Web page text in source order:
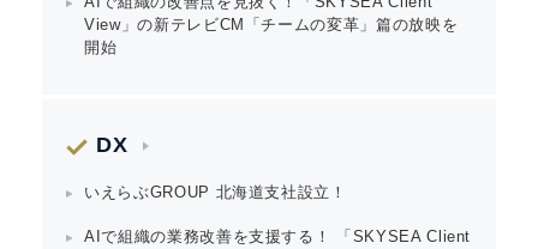
View」の新テレビCM「チームの変革」篇の放映を
開始
DX
いえらぶGROUP 北海道支社設立！
AIで組織の業務改善を支援する！ 「SKYSEA Client